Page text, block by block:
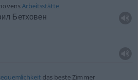
Arbeitsstätte
Бетховен
das beste Zimmer